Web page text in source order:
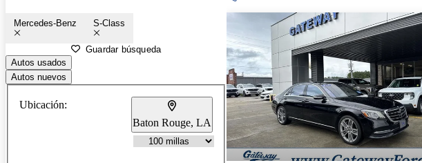
Mercedes-Benz S-Class
Guardar búsqueda
Autos usados
Autos nuevos
Ubicación:
Baton Rouge, LA